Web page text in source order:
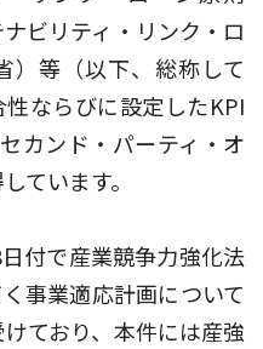
ビリティ・リンク・ロ
）等（以下、総称して
性ならびに設定したKPI
カンド・パーティ・オ
ています。
付で産業競争力強化法
事業適応計画について
ており、本件には産強